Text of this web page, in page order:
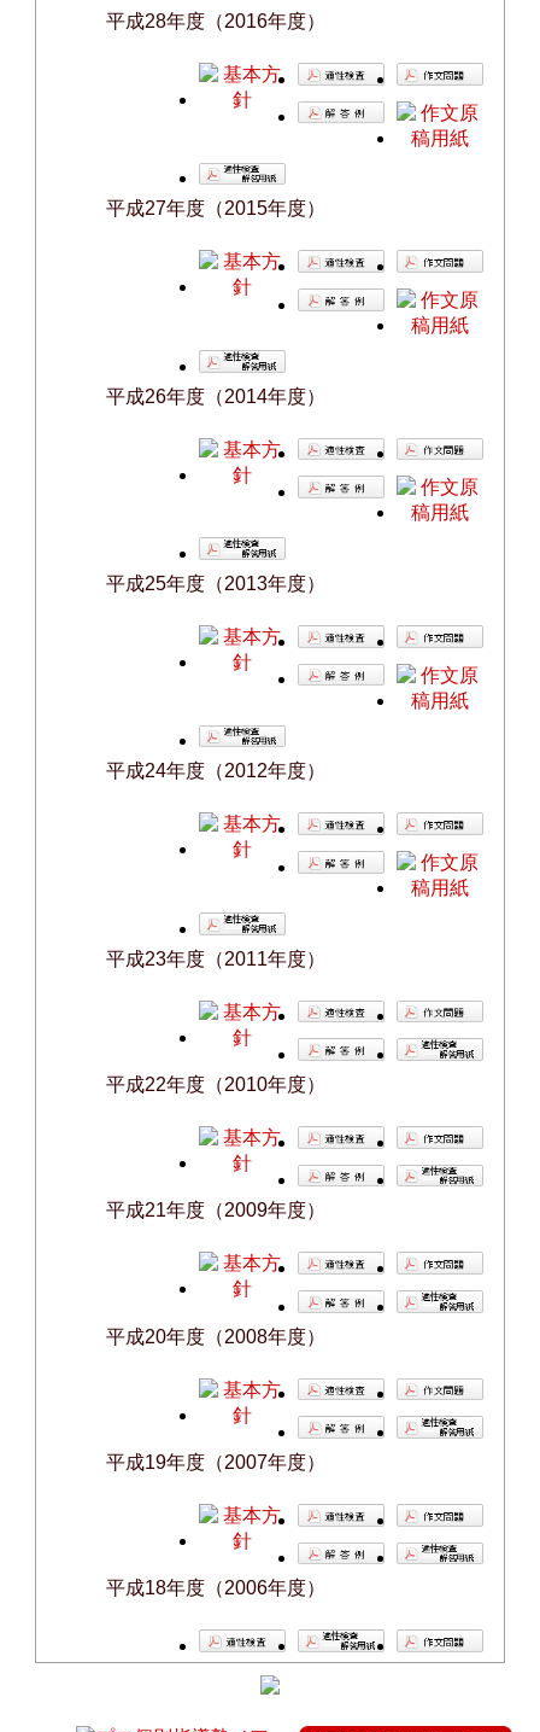
平成28年度（2016年度）
平成27年度（2015年度）
平成26年度（2014年度）
平成25年度（2013年度）
平成24年度（2012年度）
平成23年度（2011年度）
平成22年度（2010年度）
平成21年度（2009年度）
平成20年度（2008年度）
平成19年度（2007年度）
平成18年度（2006年度）